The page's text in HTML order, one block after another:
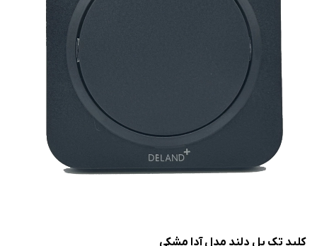
کلید تک پل دلند مدل آدا مشکی